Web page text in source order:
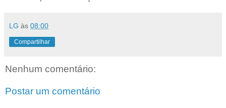
LG às 08:00
Compartilhar
Nenhum comentário:
Postar um comentário